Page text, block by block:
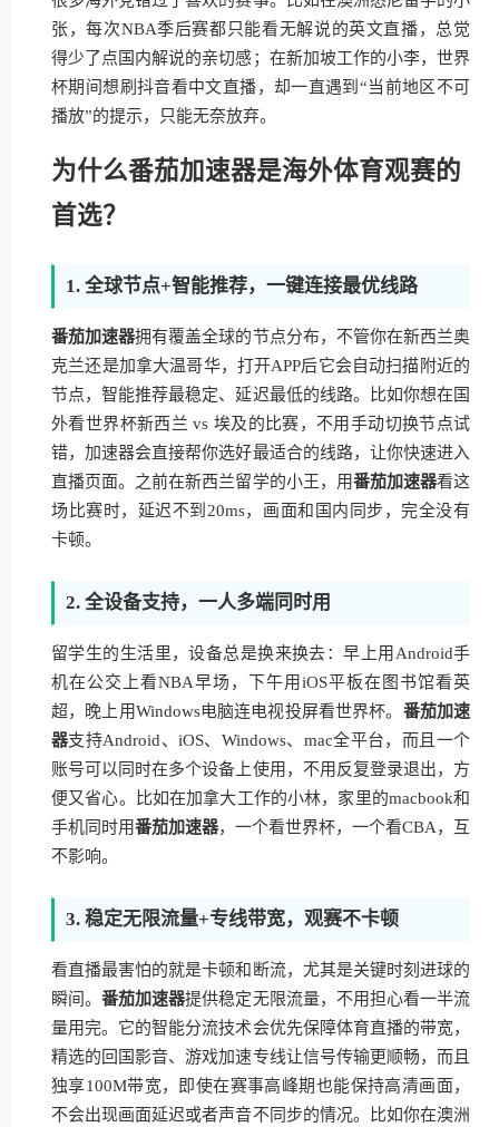
张，每次NBA季后赛都只能看无解说的英文直播，总觉
得少了点国内解说的亲切感；在新加坡工作的小李，世界
杯期间想刷抖音看中文直播，却一直遇到“当前地区不可
播放”的提示，只能无奈放弃。
为什么番茄加速器是海外体育观赛的
首选？
1. 全球节点+智能推荐，一键连接最优线路
番茄加速器拥有覆盖全球的节点分布，不管你在新西兰奥
克兰还是加拿大温哥华，打开APP后它会自动扫描附近的
节点，智能推荐最稳定、延迟最低的线路。比如你想在国
外看世界杯新西兰 vs 埃及的比赛，不用手动切换节点试
错，加速器会直接帮你选好最适合的线路，让你快速进入
直播页面。之前在新西兰留学的小王，用番茄加速器看这
场比赛时，延迟不到20ms，画面和国内同步，完全没有
卡顿。
2. 全设备支持，一人多端同时用
留学生的生活里，设备总是换来换去：早上用Android手
机在公交上看NBA早场，下午用iOS平板在图书馆看英
超，晚上用Windows电脑连电视投屏看世界杯。 番茄加速
器支持Android、iOS、Windows、mac全平台，而且一个
账号可以同时在多个设备上使用，不用反复登录退出，方
便又省心。比如在加拿大工作的小林，家里的macbook和
手机同时用番茄加速器，一个看世界杯，一个看CBA，互
不影响。
3. 稳定无限流量+专线带宽，观赛不卡顿
看直播最害怕的就是卡顿和断流，尤其是关键时刻进球的
瞬间。番茄加速器提供稳定无限流量，不用担心看一半流
量用完。它的智能分流技术会优先保障体育直播的带宽，
精选的回国影音、游戏加速专线让信号传输更顺畅，而且
独享100M带宽，即使在赛事高峰期也能保持高清画面，
不会出现画面延迟或者声音不同步的情况。比如你在澳洲